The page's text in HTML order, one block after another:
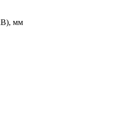
мм